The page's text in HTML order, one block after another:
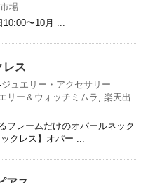
場
〜10月 ...
レス
ジュエリー・アクセサリー
リー＆ウォッチミムラ
楽天出
フレームだけのオパールネック
クレス】オパー ...